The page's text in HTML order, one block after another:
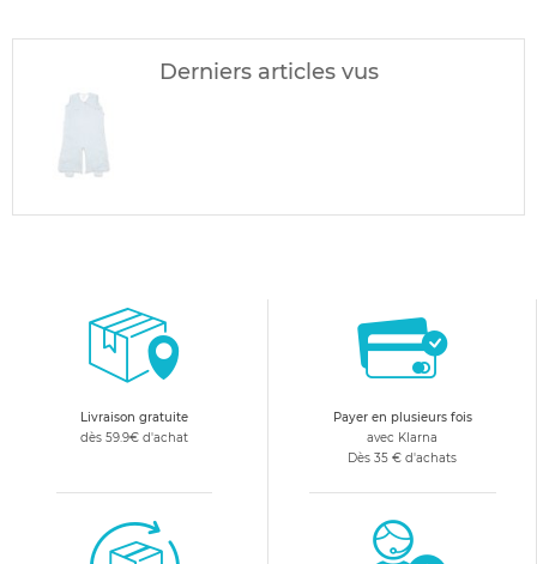
Derniers articles vus
Livraison gratuite
dès 59.9€ d'achat
Payer en plusieurs fois
avec Klarna
Dès 35 € d'achats